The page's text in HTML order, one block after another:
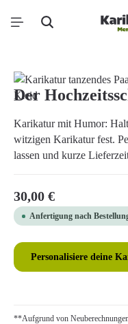
Zum Hauptinhalt springen
Bildergalerie überspringen
Der
Karikatur mit Humor:
witzigen Karikatur fest.
lassen und kurze
Regulärer Preis:
30,00 €
Anfertigung nach
Personalisiere deine
**Aufgrund von